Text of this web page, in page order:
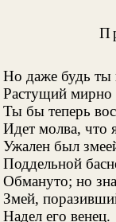
Но даже будь ты
Растущий мирно
Ты бы теперь
Идет молва, что
Ужален был
Поддельной
Обмануто; но
Змей,
Надел его венец.